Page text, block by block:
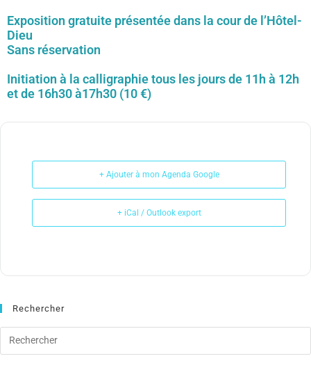
Exposition gratuite présentée dans la cour de l’Hôtel-
Dieu
Sans réservation
Initiation à la calligraphie tous les jours de 11h à 12h
et de 16h30 à17h30 (10 €)
+ Ajouter à mon Agenda Google
+ iCal / Outlook export
Rechercher